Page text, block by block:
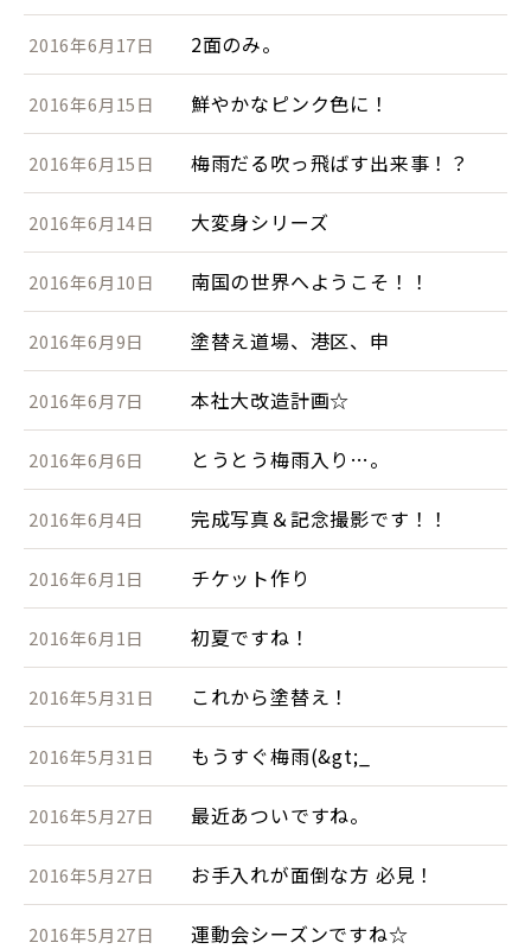
2016年6月17日 2面のみ。
2016年6月15日 鮮やかなピンク色に！
2016年6月15日 梅雨だる吹っ飛ばす出来事！？
2016年6月14日 大変身シリーズ
2016年6月10日 南国の世界へようこそ！！
2016年6月9日 塗替え道場、港区、申
2016年6月7日 本社大改造計画☆
2016年6月6日 とうとう梅雨入り…。
2016年6月4日 完成写真＆記念撮影です！！
2016年6月1日 チケット作り
2016年6月1日 初夏ですね！
2016年5月31日 これから塗替え！
2016年5月31日 もうすぐ梅雨(&gt;_
2016年5月27日 最近あついですね。
2016年5月27日 お手入れが面倒な方 必見！
2016年5月27日 運動会シーズンですね☆